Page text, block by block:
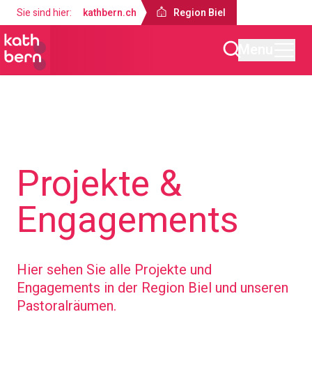
Sie sind hier: kathbern.ch Region Biel
Projekte &
Engagements
Hier sehen Sie alle Projekte und
Engagements in der Region Biel und unseren
Pastoralräumen.